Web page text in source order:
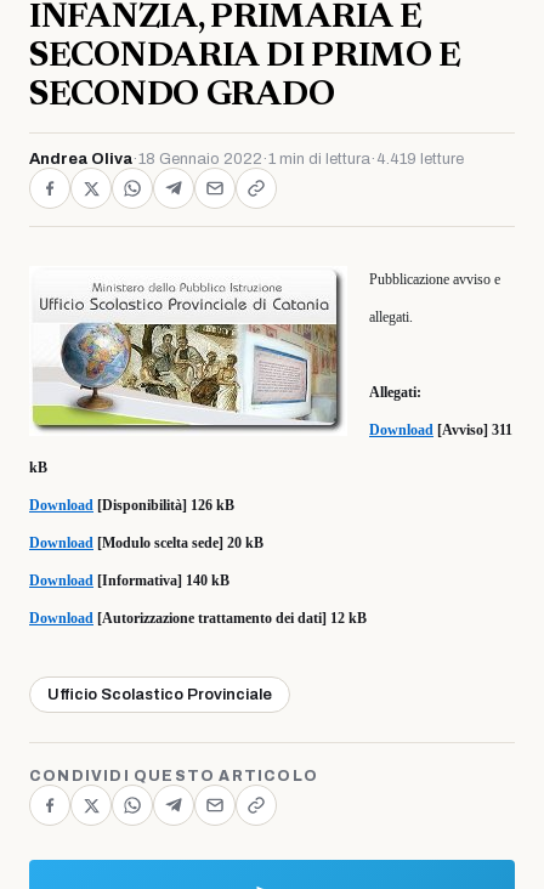
INFANZIA, PRIMARIA E
SECONDARIA DI PRIMO E
SECONDO GRADO
Andrea Oliva·18 Gennaio 2022 ·1 min di lettura· 4.419 letture
Pubblicazione avviso e
allegati.
Allegati:
Download [Avviso] 311
kB
Download [Disponibilità] 126 kB
Download [Modulo scelta sede] 20 kB
Download [Informativa] 140 kB
Download [Autorizzazione trattamento dei dati] 12 kB
Ufficio Scolastico Provinciale
CONDIVIDI QUESTO ARTICOLO